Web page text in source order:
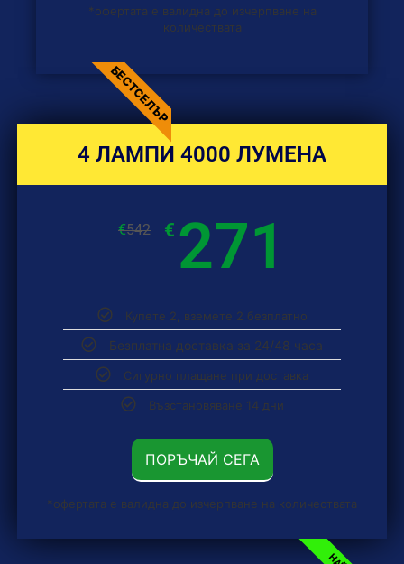
*офертата е валидна до изчерпване на
количествата
БЕСТСЕЛЪР
4 ЛАМПИ 4000 ЛУМЕНА
€542 € 271
Купете 2, вземете 2 безплатно
Безплатна доставка за 24/48 часа
Сигурно плащане при доставка
Възстановяване 14 дни
ПОРЪЧАЙ СЕГА
*офертата е валидна до изчерпване на количествата